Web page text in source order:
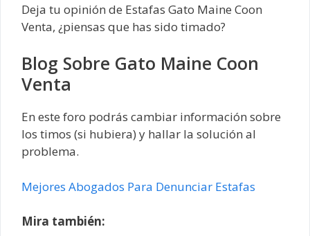
Deja tu opinión de Estafas Gato Maine Coon
Venta, ¿piensas que has sido timado?
Blog Sobre Gato Maine Coon
Venta
En este foro podrás cambiar información sobre
los timos (si hubiera) y hallar la solución al
problema.
Mejores Abogados Para Denunciar Estafas
Mira también: